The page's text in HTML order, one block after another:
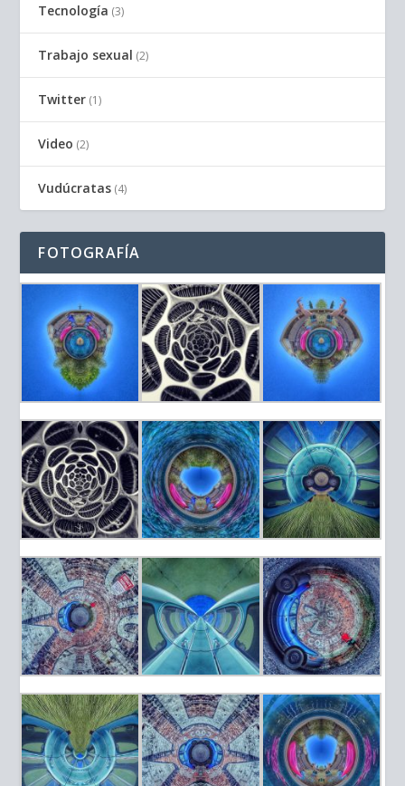
Tecnología (3)
Trabajo sexual (2)
Twitter (1)
Video (2)
Vudúcratas (4)
FOTOGRAFÍA